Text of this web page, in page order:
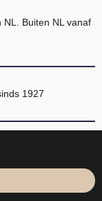
Buiten NL vanaf
1927